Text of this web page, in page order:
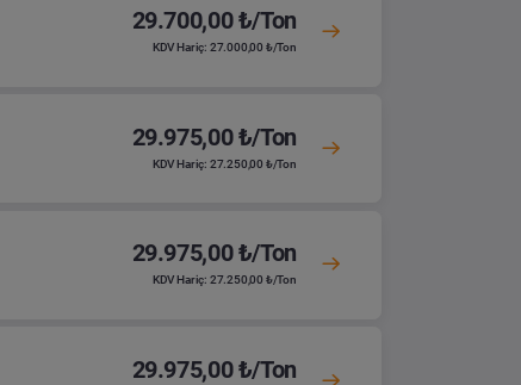
29.700,00 ₺/Ton
KDV Hariç: 27.000,00 ₺/Ton
29.975,00 ₺/Ton
KDV Hariç: 27.250,00 ₺/Ton
29.975,00 ₺/Ton
KDV Hariç: 27.250,00 ₺/Ton
29.975,00 ₺/Ton